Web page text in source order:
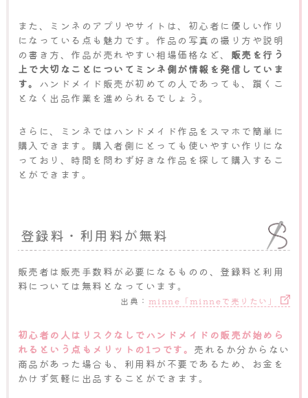
また、ミンネのアプリやサイトは、初心者に優しい作り
になっている点も魅力です。作品の写真の撮り方や説明
の書き方、作品が売れやすい相場価格など、 販売を行う
上で大切なことについてミンネ側が情報を発信していま
す。 ハンドメイド販売が初めての人であっても、躓くこ
となく出品作業を進められるでしょう。
さらに、ミンネではハンドメイド作品をスマホで簡単に
購入できます。購入者側にとっても使いやすい作りにな
っており、時間を問わず好きな作品を探して購入するこ
とができます。
登録料・利用料が無料
販売者は販売手数料が必要になるものの、登録料と利用
料については無料となっています。
出典： minne「minneで売りたい」
初心者の人はリスクなしでハンドメイドの販売が始めら
れるという点もメリットの1つです。 売れるか分からない
商品があった場合も、利用料が不要であるため、お金を
かけず気軽に出品することができます。